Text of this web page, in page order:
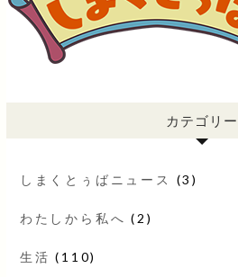
カテゴリー
しまくとぅばニュース (3)
わたしから私へ (2)
生活 (110)